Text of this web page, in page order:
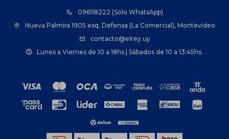
096118222 (Solo WhatsApp)
Nueva Palmira 1905 esq. Defensa (La Comercial), Montevideo
contacto@elrey.uy
Lunes a Viernes de 10 a 18hs | Sábados de 10 a 13:45hs.